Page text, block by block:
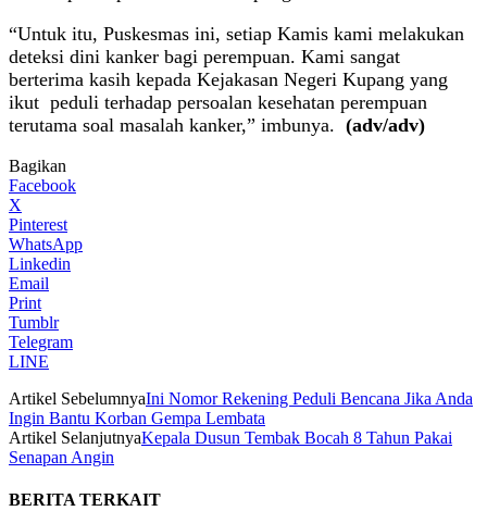
“Untuk itu, Puskesmas ini, setiap Kamis kami melakukan
deteksi dini kanker bagi perempuan. Kami sangat
berterima kasih kepada Kejakasan Negeri Kupang yang
ikut peduli terhadap persoalan kesehatan perempuan
terutama soal masalah kanker,” imbunya. (adv/adv)
Bagikan
Facebook
X
Pinterest
WhatsApp
Linkedin
Email
Print
Tumblr
Telegram
LINE
Artikel SebelumnyaIni Nomor Rekening Peduli Bencana Jika Anda
Ingin Bantu Korban Gempa Lembata
Artikel SelanjutnyaKepala Dusun Tembak Bocah 8 Tahun Pakai
Senapan Angin
BERITA TERKAIT